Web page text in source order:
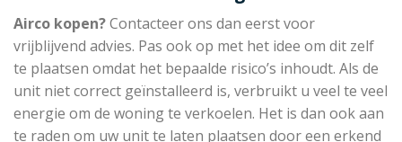
Airco kopen?Contacteer ons dan eerst voor
vrijblijvend advies. Pas ook op met het idee om dit zelf
te plaatsen omdat het bepaalde risico’s inhoudt. Als de
unit niet correct geïnstalleerd is, verbruikt u veel te veel
energie om de woning te verkoelen. Het is dan ook aan
te raden om uw unit te laten plaatsen door een erkend